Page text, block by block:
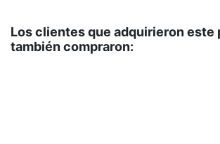
Los clientes que adquirieron este
también compraron: